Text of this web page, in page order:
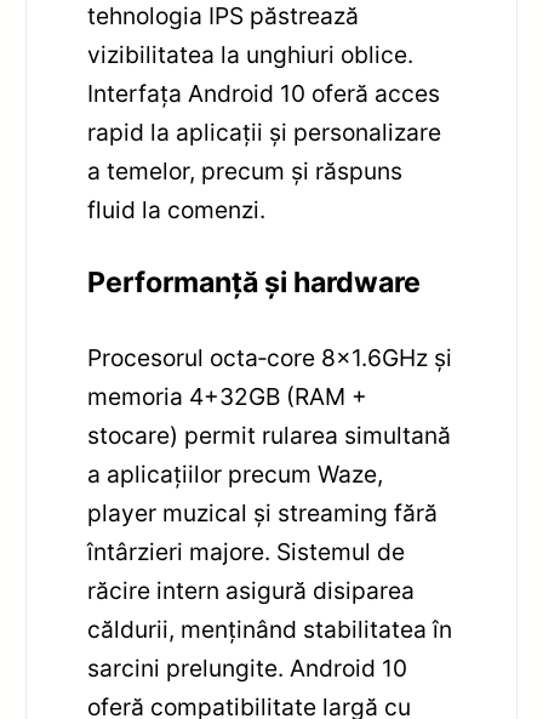
tehnologia IPS păstrează
vizibilitatea la unghiuri oblice.
Interfața Android 10 oferă acces
rapid la aplicații și personalizare
a temelor, precum și răspuns
fluid la comenzi.
Performanță și hardware
Procesorul octa‑core 8×1.6GHz și
memoria 4+32GB (RAM +
stocare) permit rularea simultană
a aplicațiilor precum Waze,
player muzical și streaming fără
întârzieri majore. Sistemul de
răcire intern asigură disiparea
căldurii, menținând stabilitatea în
sarcini prelungite. Android 10
oferă compatibilitate largă cu